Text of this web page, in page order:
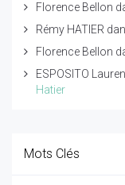
Florence Bellon
Rémy HATIER
Florence Bellon
ESPOSITO
Hatier
Mots Clés